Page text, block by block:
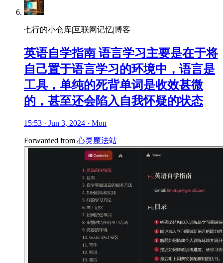
七行的小仓库|互联网记忆|博客
英语自学指南 语言学习主要是在于将
自己置于语言学习的环境中，语言是
工具，单纯的死背单词是收效甚微
的，甚至还会陷入自我怀疑的状态
15:53 · Jun 3, 2024 · Mon
Forwarded from 心灵魔法站